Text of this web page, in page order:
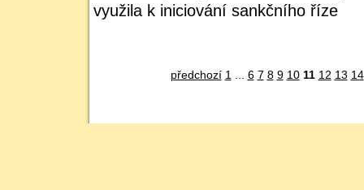
využila k iniciování sankčního říze
předchozí 1 6 7 8 9 10 11 12 13 14